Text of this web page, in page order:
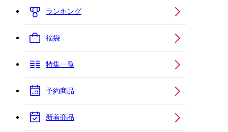
ランキング
福袋
特集一覧
予約商品
新着商品